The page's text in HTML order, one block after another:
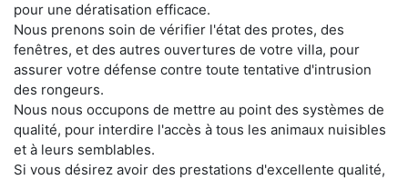
pour une dératisation efficace.
Nous prenons soin de vérifier l'état des protes, des
fenêtres, et des autres ouvertures de votre villa, pour
assurer votre défense contre toute tentative d'intrusion
des rongeurs.
Nous nous occupons de mettre au point des systèmes de
qualité, pour interdire l'accès à tous les animaux nuisibles
et à leurs semblables.
Si vous désirez avoir des prestations d'excellente qualité,